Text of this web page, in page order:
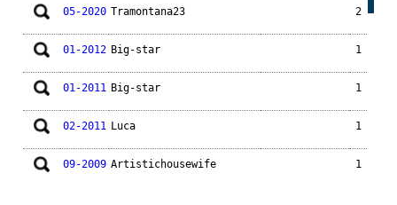
05-2020 Tramontana23 2
01-2012 Big-star 1
01-2011 Big-star 1
02-2011 Luca 1
09-2009 Artistichousewife 1